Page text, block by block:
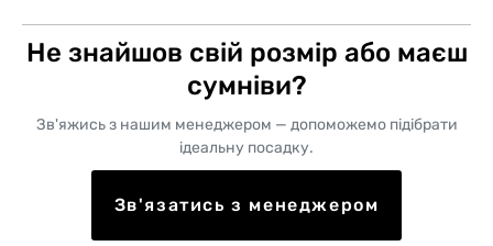
Не знайшов свій розмір або маєш
сумніви?
Зв'яжись з нашим менеджером — допоможемо підібрати
ідеальну посадку.
Зв'язатись з менеджером